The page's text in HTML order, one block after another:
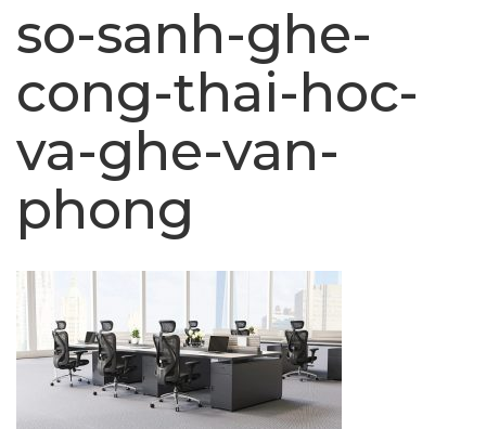
so-sanh-ghe-
cong-thai-hoc-
va-ghe-van-
phong